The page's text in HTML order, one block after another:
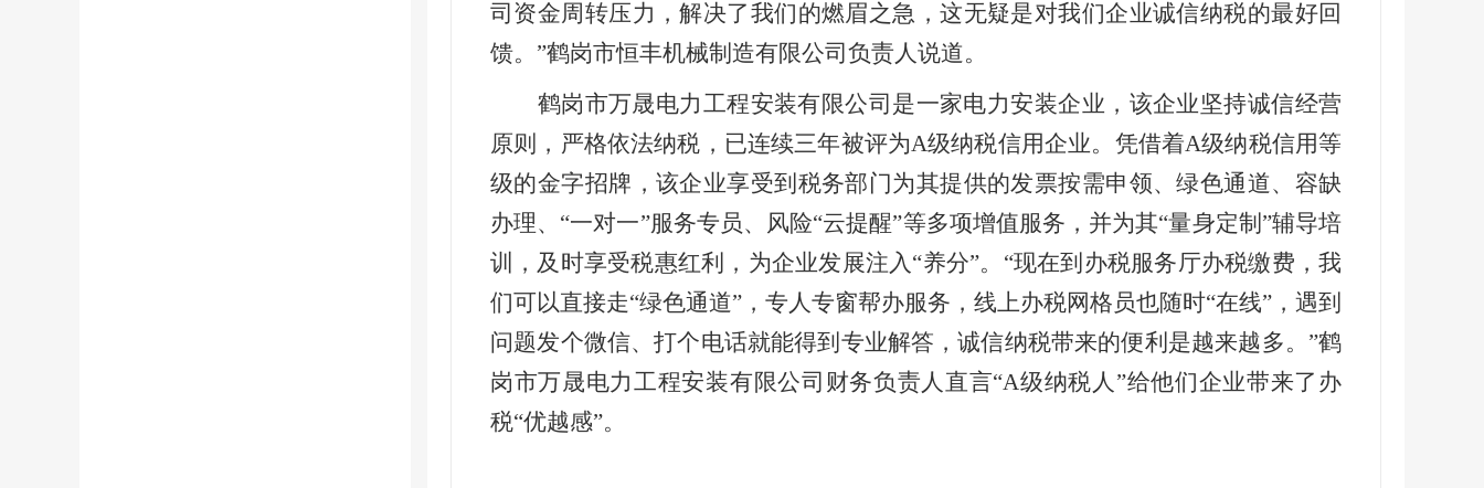
司资金周转压力，解决了我们的燃眉之急，这无疑是对我们企业诚信纳税的最好回
馈。”鹤岗市恒丰机械制造有限公司负责人说道。
鹤岗市万晟电力工程安装有限公司是一家电力安装企业，该企业坚持诚信经营
原则，严格依法纳税，已连续三年被评为A级纳税信用企业。凭借着A级纳税信用等
级的金字招牌，该企业享受到税务部门为其提供的发票按需申领、绿色通道、容缺
办理、“一对一”服务专员、风险“云提醒”等多项增值服务，并为其“量身定制”辅导培
训，及时享受税惠红利，为企业发展注入“养分”。“现在到办税服务厅办税缴费，我
们可以直接走“绿色通道”，专人专窗帮办服务，线上办税网格员也随时“在线”，遇到
问题发个微信、打个电话就能得到专业解答，诚信纳税带来的便利是越来越多。”鹤
岗市万晟电力工程安装有限公司财务负责人直言“A级纳税人”给他们企业带来了办
税“优越感”。